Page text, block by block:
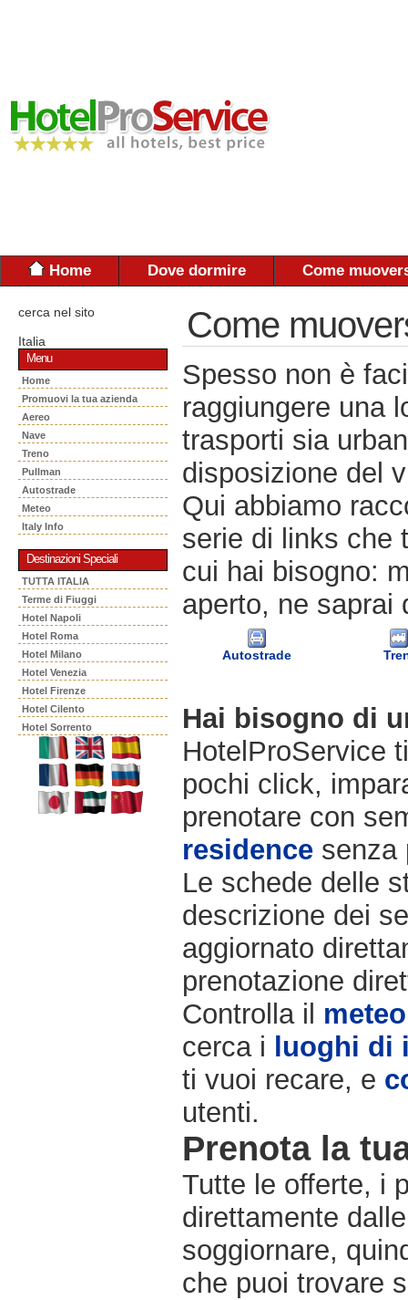
Home Dove dormire Come
cerca nel sito
Italia
Menu
Home
Promuovi la tua azienda
Aereo
Nave
Treno
Pullman
Autostrade
Meteo
Italy Info
Destinazioni Speciali
TUTTA ITALIA
Terme di Fiuggi
Hotel Napoli
Hotel Roma
Hotel Milano
Hotel Venezia
Hotel Firenze
Hotel Cilento
Hotel Sorrento
Come
Spesso non è
raggiungere una
trasporti sia
disposizione del
Qui abbiamo
serie di links che
cui hai bisogno:
aperto, ne saprai
Autostrade
Hai bisogno di
HotelProService
pochi click,
prenotare con
residence senza
Le schede delle
descrizione dei
aggiornato
prenotazione
Controlla il meteo
cerca i luoghi di
ti vuoi recare, e
utenti.
Prenota la
Tutte le offerte, i
direttamente
soggiornare,
che puoi trovare